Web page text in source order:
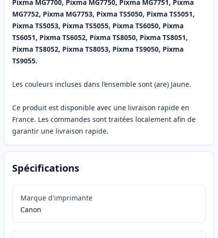
Pixma MG7700, Pixma MG7750, Pixma MG7751, Pixma
MG7752, Pixma MG7753, Pixma TS5050, Pixma TS5051,
Pixma TS5053, Pixma TS5055, Pixma TS6050, Pixma
TS6051, Pixma TS6052, Pixma TS8050, Pixma TS8051,
Pixma TS8052, Pixma TS8053, Pixma TS9050, Pixma
TS9055.
Les couleurs incluses dans l’ensemble sont (are) Jaune.
Ce produit est disponible avec une livraison rapide en
France. Les commandes sont traitées localement afin de
garantir une livraison rapide.
Spécifications
Marque d'imprimante
Canon